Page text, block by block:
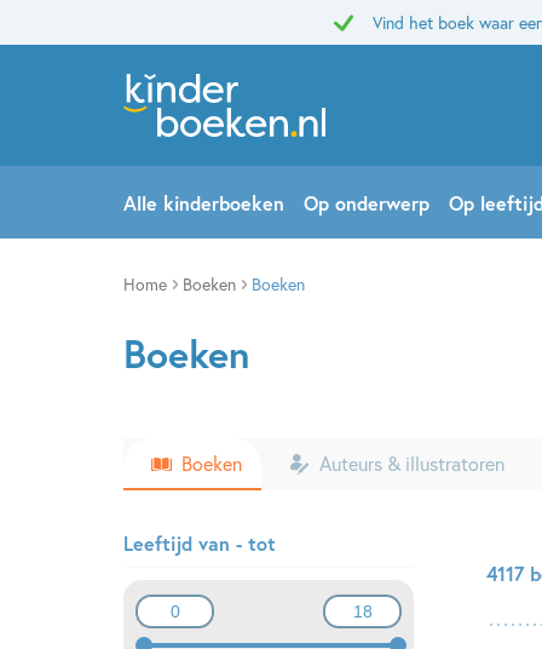
Vind het boek waar
Alle kinderboeken Op onderwerp Op
Home Boeken Boeken
Boeken
Boeken Auteurs & illustratoren
Leeftijd van - tot
4117